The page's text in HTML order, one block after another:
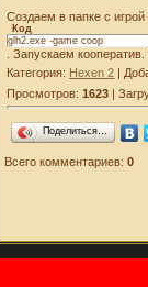
Создаем в папке с
Код
glh2.exe -game coop
. Запускаем
Категория: Hexen 2 |
Просмотров:1623 |
Поделиться…
Всего комментариев:0